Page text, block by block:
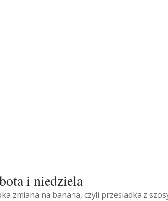
i niedziela
zmiana na banana, czyli przesiadka z